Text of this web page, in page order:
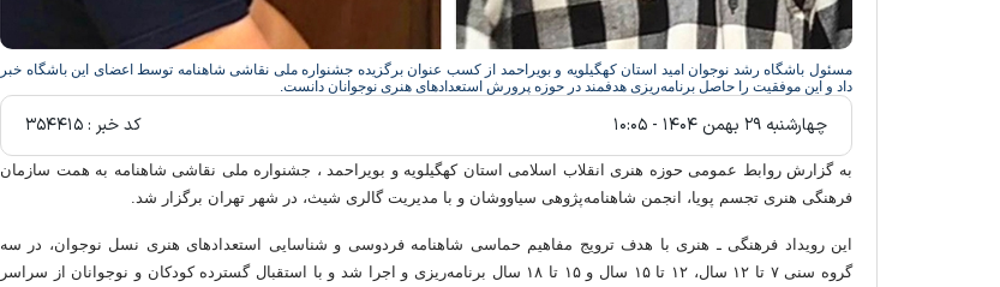
مسئول باشگاه رشد نوجوان امید استان کهگیلویه و بویراحمد از کسب عنوان برگزیده جشنواره ملی نقاشی شاهنامه توسط اعضای این باشگاه خبر
داد و این موفقیت را حاصل برنامه‌ریزی هدفمند در حوزه پرورش استعدادهای هنری نوجوانان دانست.
چهارشنبه ۲۹ بهمن ۱۴۰۴ - ۱۰:۰۵ کد خبر :
به گزارش روابط عمومی حوزه هنری انقلاب اسلامی استان کهگیلویه و بویراحمد ، جشنواره ملی نقاشی شاهنامه به همت سازمان
فرهنگی هنری تجسم پویا، انجمن شاهنامه‌پژوهی سیاووشان و با مدیریت گالری شیث، در شهر تهران برگزار شد.
این رویداد فرهنگی ـ هنری با هدف ترویج مفاهیم حماسی شاهنامه فردوسی و شناسایی استعدادهای هنری نسل نوجوان، در سه
گروه سنی ۷ تا ۱۲ سال، ۱۲ تا ۱۵ سال و ۱۵ تا ۱۸ سال برنامه‌ریزی و اجرا شد و با استقبال گسترده کودکان و نوجوانان از سراسر